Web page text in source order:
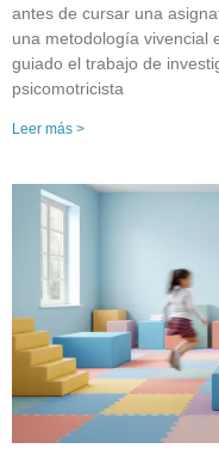
antes de cursar una
una metodología vivencial
guiado el trabajo de
psicomotricista
Leer más >